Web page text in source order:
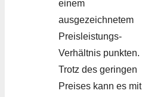
einem
ausgezeichnetem
Preisleistungs-
Verhältnis punkten.
Trotz des geringen
Preises kann es mit